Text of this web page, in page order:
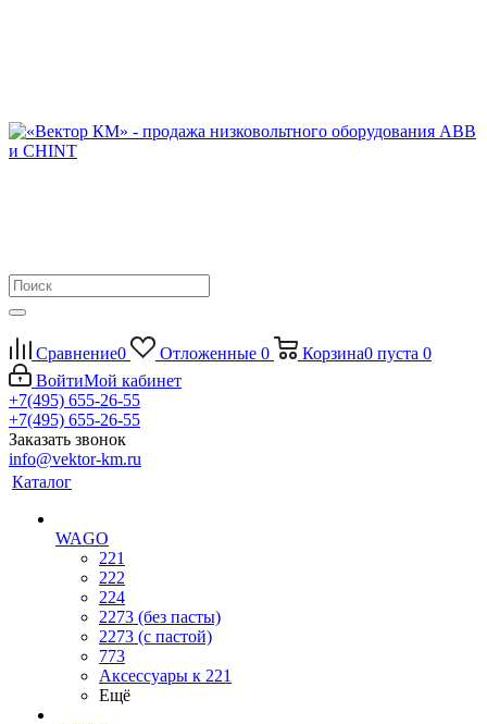
Сравнение0 Отложенные 0 Корзина0 пуста 0
ВойтиМой кабинет
+7(495) 655-26-55
+7(495) 655-26-55
Заказать звонок
info@vektor-km.ru
Каталог
WAGO
221
222
224
2273 (без пасты)
2273 (с пастой)
773
Аксессуары к 221
Ещё